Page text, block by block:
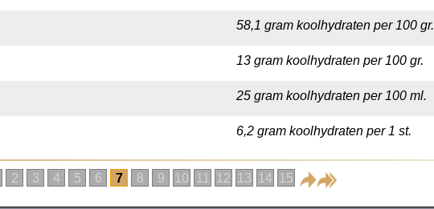
58,1 gram koolhydraten per 100 gr.
13 gram koolhydraten per 100 gr.
25 gram koolhydraten per 100 ml.
6,2 gram koolhydraten per 1 st.
2 3 4 5 6 7 8 9 10 11 12 13 14 15